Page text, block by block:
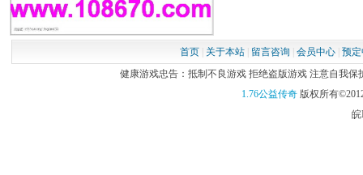
首页| 关于本站| 留言咨询 会员中心| 预
健康游戏忠告：抵制不良游戏 拒绝盗版游戏 注意自我保
1.76公益传奇版权所有
皖